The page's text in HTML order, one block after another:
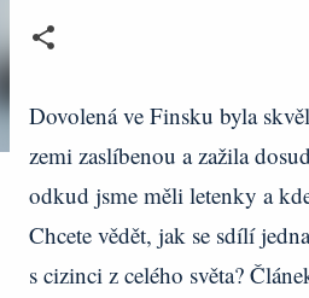
Dovolená ve Finsku byla
zemi zaslíbenou a zažila
odkud jsme měli letenky a
Chcete vědět, jak se sdílí
s cizinci z celého světa?